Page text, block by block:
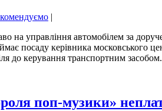
|
на управління автомобілем за
посаду керівника московського
до керування транспортним
поп-музики»